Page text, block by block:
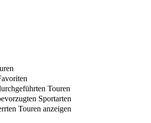
Touren
Sportarten
Touren anzeigen